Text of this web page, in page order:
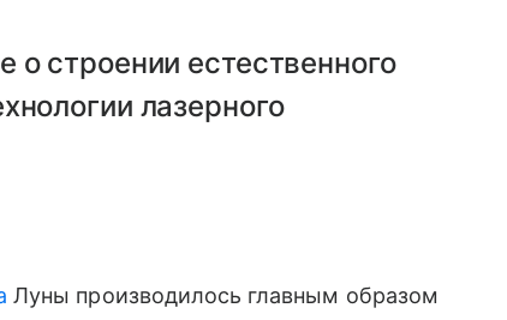
строении естественного
лазерного
Луны производилось главным образом